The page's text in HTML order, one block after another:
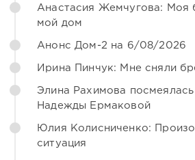
Анастасия Жемчугова: Моя
мой дом
Анонс Дом-2 на 6/08/2026
Ирина Пинчук: Мне сняли
Элина Рахимова
Надежды Ермаковой
Юлия Колисниченко:
ситуация